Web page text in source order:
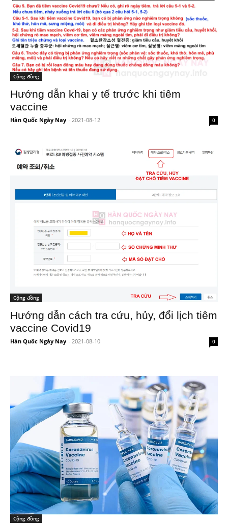
Cộng đồng
Hướng dẫn khai y tế trước khi tiêm
vaccine
Hàn Quốc Ngày Nay - 2021-08-12 0
Cộng đồng
Hướng dẫn cách tra cứu, hủy, đổi lịch tiêm
vaccine Covid19
Hàn Quốc Ngày Nay - 2021-08-10 0
Cộng đồng